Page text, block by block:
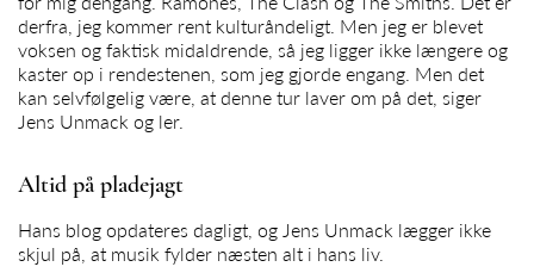
derfra, jeg kommer rent kulturåndeligt. Men jeg er blevet
voksen og faktisk midaldrende, så jeg ligger ikke længere og
kaster op i rendestenen, som jeg gjorde engang. Men det
kan selvfølgelig være, at denne tur laver om på det, siger
Jens Unmack og ler.
Altid på pladejagt
Hans blog opdateres dagligt, og Jens Unmack lægger ikke
skjul på, at musik fylder næsten alt i hans liv.